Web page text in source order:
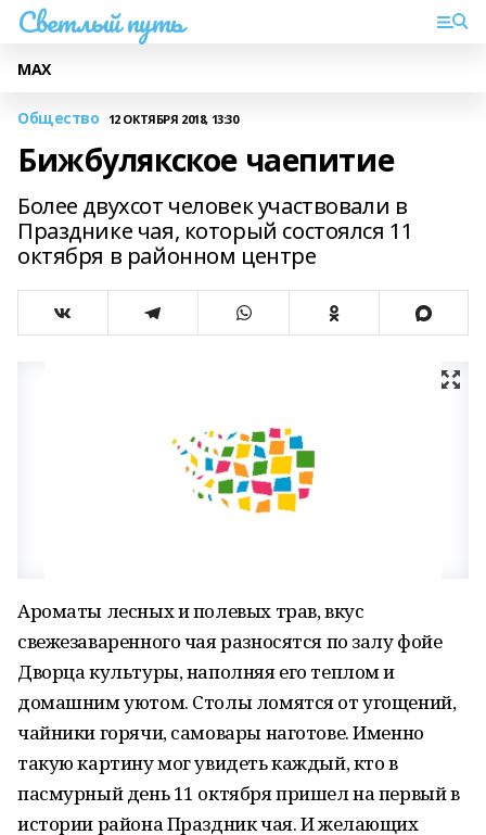
Светлый путь
МАХ
Общество 12 ОКТЯБРЯ 2018, 13:30
Бижбулякское чаепитие
Более двухсот человек участвовали в
Празднике чая, который состоялся 11
октября в районном центре
Ароматы лесных и полевых трав, вкус
свежезаваренного чая разносятся по залу фойе
Дворца культуры, наполняя его теплом и
домашним уютом. Столы ломятся от угощений,
чайники горячи, самовары наготове. Именно
такую картину мог увидеть каждый, кто в
пасмурный день 11 октября пришел на первый в
истории района Праздник чая. И желающих